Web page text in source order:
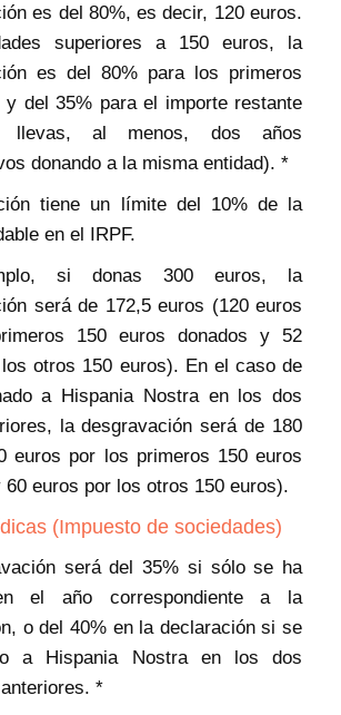
es del 80%, es decir, 120 euros.
superiores a 150 euros, la
es del 80% para los primeros
y del 35% para el importe restante
llevas, al menos, dos años
donando a la misma entidad). *
tiene un límite del 10% de la
en el IRPF.
si donas 300 euros, la
será de 172,5 euros (120 euros
150 euros donados y 52
otros 150 euros). En el caso de
a Hispania Nostra en los dos
la desgravación será de 180
euros por los primeros 150 euros
60 euros por los otros 150 euros).
(Impuesto de sociedades)
será del 35% si sólo se ha
el año correspondiente a la
o del 40% en la declaración si se
a Hispania Nostra en los dos
*